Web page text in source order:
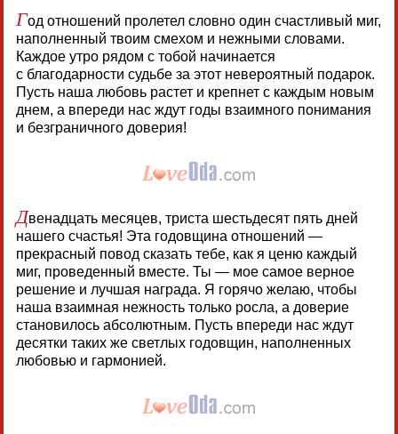
Год отношений пролетел словно один счастливый миг,
наполненный твоим смехом и нежными словами.
Каждое утро рядом с тобой начинается
с благодарности судьбе за этот невероятный подарок.
Пусть наша любовь растет и крепнет с каждым новым
днем, а впереди нас ждут годы взаимного понимания
и безграничного доверия!
Двенадцать месяцев, триста шестьдесят пять дней
нашего счастья! Эта годовщина отношений —
прекрасный повод сказать тебе, как я ценю каждый
миг, проведенный вместе. Ты — мое самое верное
решение и лучшая награда. Я горячо желаю, чтобы
наша взаимная нежность только росла, а доверие
становилось абсолютным. Пусть впереди нас ждут
десятки таких же светлых годовщин, наполненных
любовью и гармонией.